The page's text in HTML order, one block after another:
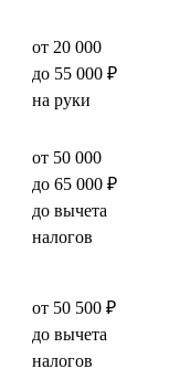
от 20 000
до 55 000 ₽
на руки
от 50 000
до 65 000 ₽
до вычета
налогов
от 50 500 ₽
до вычета
налогов